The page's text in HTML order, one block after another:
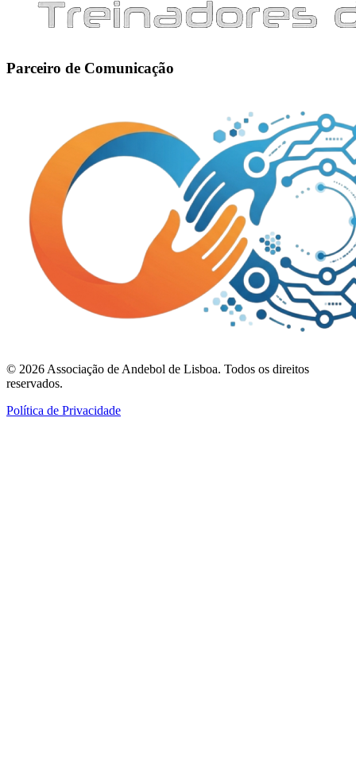
Parceiro de Comunicação
© 2026 Associação de Andebol de Lisboa. Todos os direitos
reservados.
Política de Privacidade